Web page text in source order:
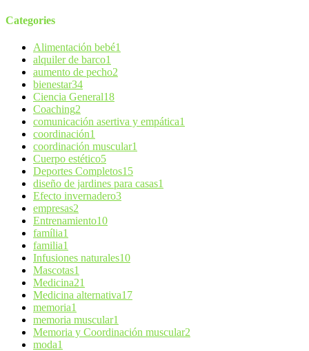
Categories
Alimentación bebé1
alquiler de barco1
aumento de pecho2
bienestar34
Ciencia General18
Coaching2
comunicación asertiva y empática1
coordinación1
coordinación muscular1
Cuerpo estético5
Deportes Completos15
diseño de jardines para casas1
Efecto invernadero3
empresas2
Entrenamiento10
família1
familia1
Infusiones naturales10
Mascotas1
Medicina21
Medicina alternativa17
memoria1
memoria muscular1
Memoria y Coordinación muscular2
moda1